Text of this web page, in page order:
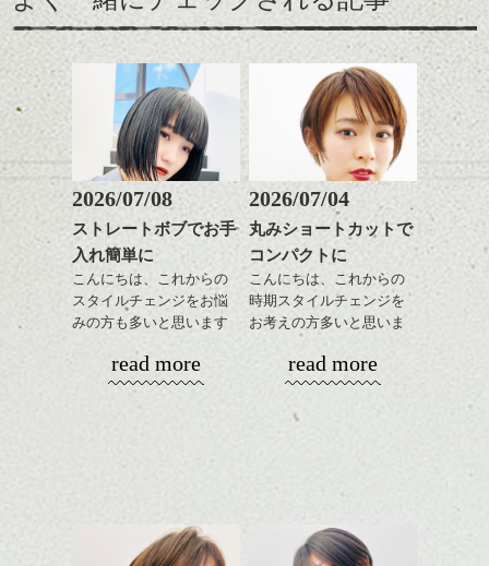
ハンサムショート／ヘッド
スパ／伸びても目立たない
ヘアカラー/ハイライト/ダブ
ルカラー/髪質改善/TOKIOト
リートメント/ブリーチ/イン
ミニボブ/抜け感ショート/バ
レイヤージュ/縮毛矯正
ハンサムショート／ヘッド
ヘアカラー/ハイライト/ダブ
ルカラー/髪質改善/TOKIOト
トが良い感じでしたが、
そこに相反するボリュー
ム感がミックスされてた
りフォルムが際立つと春
に向けていい感じだと思
いますよ。
↑こんなふうにフロント部
分をややフォルミーに見
前からみるとマッシュな
感じ
↓サイドから見るとタイト
なクラシックショート
風。
モノトーンでパリッとし
たファッションとも相性
す。
カラーは薄いパープル系
に明るめグレージュのハ
イライトをプラスしてツ
ヤと軽さを。
バックのフォルムをしっ
かり残してカット、お洒
雰囲気にぴったり、ニッ
トとコンパクトなショー
トパーマおすすめです。
パーマそして春はパーマ
が似合う季節、柔らかく
ふわっとしたイメージに
したくなりませんか？
ショートでパーマは抵抗
ある方も多いかと思いま
すがアウトラインや耳下
は極弱にトップは大きめ
でしっかりと、頭の箇所
で強さをコントロールし
てかけたらスタイリング
もしやすく失敗しないで
す。髪質によってはかけ
なくていい箇所もありま
2026/07/08
ストレートボブでお手
入れ簡単に
こんにちは、これからの
スタイルチェンジをお悩
みの方も多いと思います
やっぱりボブでお手入れ
しやすいスタイルだと毎
も出しやすくていろいろ
read more
2026/07/04
丸みショートカットで
コンパクトに
こんにちは、これからの
時期スタイルチェンジを
お考えの方多いと思いま
コンパクトなフォルムが
そんなショートカット。
read more